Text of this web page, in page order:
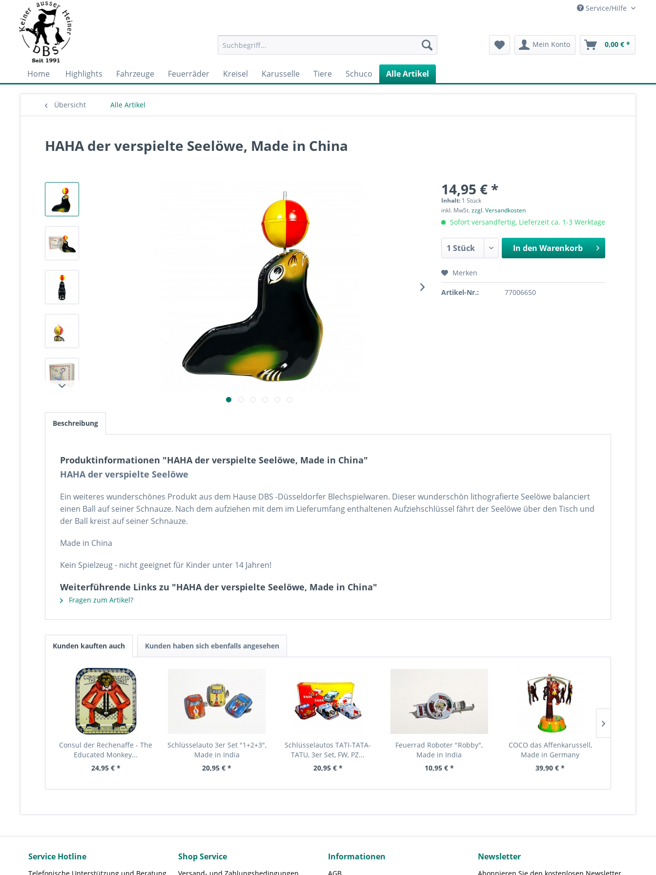
Service/Hilfe
Mein Konto 0,00 € *
Home Highlights Fahrzeuge Feuerräder Kreisel Karusselle Tiere Schuco Alle Artikel
Übersicht Alle Artikel
HAHA der verspielte Seelöwe, Made in China
14,95 € *
Inhalt: 1 Stück
inkl. MwSt.zzgl. Versandkosten
Sofort versandfertig, Lieferzeit ca. 1-3 Werktage
In den Warenkorb
Merken
Artikel-Nr.: 77006650
Beschreibung
Produktinformationen "HAHA der verspielte Seelöwe, Made in China"
HAHA der verspielte Seelöwe
Ein weiteres wunderschönes Produkt aus dem Hause DBS -Düsseldorfer Blechspielwaren. Dieser wunderschön lithografierte Seelöwe balanciert
einen Ball auf seiner Schnauze. Nach dem aufziehen mit dem im Lieferumfang enthaltenen Aufziehschlüssel fährt der Seelöwe über den Tisch und
der Ball kreist auf seiner Schnauze.
Made in China
Kein Spielzeug - nicht geeignet für Kinder unter 14 Jahren!
Weiterführende Links zu "HAHA der verspielte Seelöwe, Made in China"
Fragen zum Artikel?
Kunden kauften auch Kunden haben sich ebenfalls angesehen
Consul der Rechenaffe - The
Educated Monkey...
24,95 € *
Schlüsselauto 3er Set "1+2+3",
Made in India
20,95 € *
Schlüsselautos TATI-TATA-
TATU, 3er Set, FW, PZ...
20,95 € *
Feuerrad Roboter "Robby",
Made in India
10,95 € *
COCO das Affenkarussell,
Made in Germany
39,90 € *
Service Hotline Shop Service Informationen Newsletter